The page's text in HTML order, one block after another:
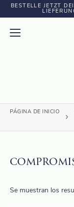
BESTELLE JETZT
PÁGINA DE INICIO
Se muestran los